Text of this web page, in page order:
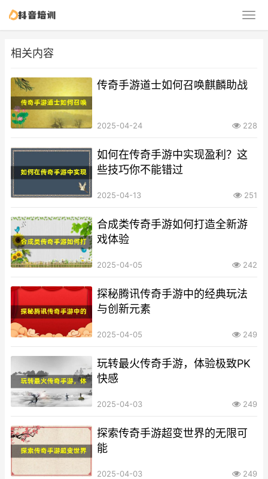
相关内容
传奇手游道士如何召唤麒麟助战
2025-04-24 228
如何在传奇手游中实现盈利？这
些技巧你不能错过
2025-04-13 251
合成类传奇手游如何打造全新游
戏体验
2025-04-05 242
探秘腾讯传奇手游中的经典玩法
与创新元素
2025-04-05 249
玩转最火传奇手游，体验极致PK
快感
2025-04-03 249
探索传奇手游超变世界的无限可
能
2025-04-03 249